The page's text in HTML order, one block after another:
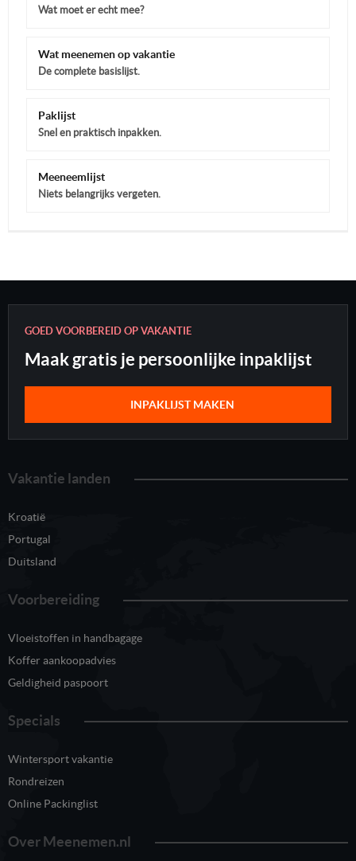
Wat moet er echt mee?
Wat meenemen op vakantie
De complete basislijst.
Paklijst
Snel en praktisch inpakken.
Meeneemlijst
Niets belangrijks vergeten.
GOED VOORBEREID OP VAKANTIE
Maak gratis je persoonlijke inpaklijst
INPAKLIJST MAKEN
Vakantie landen
Kroatië
Portugal
Duitsland
Voorbereiding
Vloeistoffen in handbagage
Koffer aankoopadvies
Geldigheid paspoort
Specials
Wintersport vakantie
Rondreizen
Online Packinglist
Over Meenemen.nl